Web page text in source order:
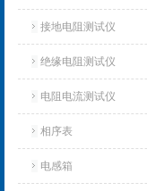
接地电阻测试仪
绝缘电阻测试仪
电阻电流测试仪
相序表
电感箱